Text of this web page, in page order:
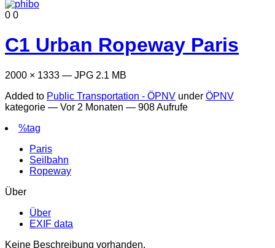
0 0
C1 Urban Ropeway Paris
2000 × 1333 — JPG 2.1 MB
Added to Public Transportation - ÖPNV under ÖPNV
kategorie — Vor 2 Monaten — 908 Aufrufe
%tag
Paris
Seilbahn
Ropeway
Über
Über
EXIF data
Keine Beschreibung vorhanden.